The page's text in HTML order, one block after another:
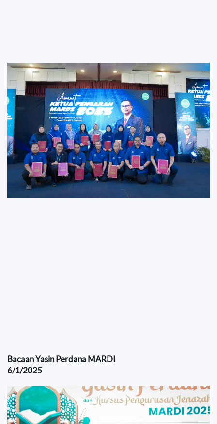
Bacaan Yasin Perdana MARDI
6/1/2025